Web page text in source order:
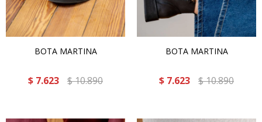
BOTA MARTINA
$ 7.623 $10.890
BOTA MARTINA
$ 7.623 $10.890